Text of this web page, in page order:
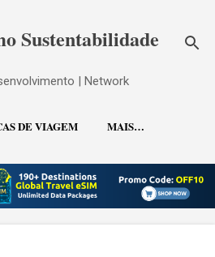
Sustentabilidade
| Network
DE VIAGEM MAIS…
CONTATO